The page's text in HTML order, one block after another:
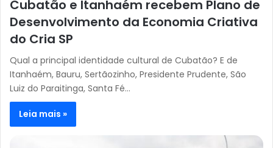
Cubatão e Itanhaém recebem Plano de
Desenvolvimento da Economia Criativa
do Cria SP
Qual a principal identidade cultural de Cubatão? E de
Itanhaém, Bauru, Sertãozinho, Presidente Prudente, São
Luiz do Paraitinga, Santa Fé…
Leia mais »